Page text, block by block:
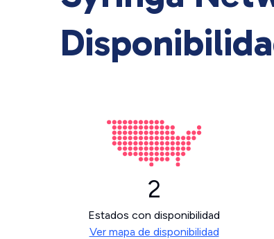
2
Estados con disponibilidad
Ver mapa de disponibilidad